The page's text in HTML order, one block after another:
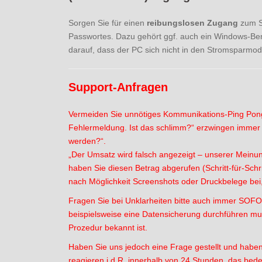
Sorgen Sie für einen reibungslosen Zugang zum
Passwortes. Dazu gehört ggf. auch ein Windows-
darauf, dass der PC sich nicht in den
Support-Anfragen
Vermeiden Sie unnötiges Kommunikations-Ping
Fehlermeldung. Ist das schlimm?“ erzwingen
werden?“.
„Der Umsatz wird falsch angezeigt – unserer
haben Sie diesen Betrag abgerufen (Schritt-für-
nach Möglichkeit Screenshots oder Druckbelege
Fragen Sie bei Unklarheiten bitte auch immer
beispielsweise eine Datensicherung durchführen
Prozedur bekannt ist.
Haben Sie uns jedoch eine Frage gestellt und